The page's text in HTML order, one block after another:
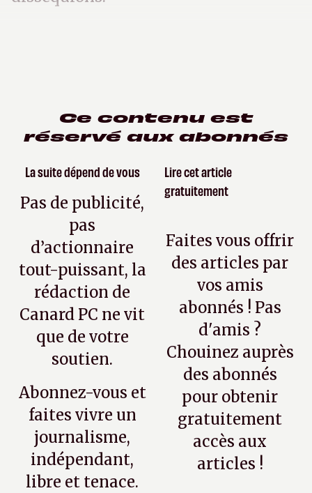
Ce contenu est
réservé aux abonnés
La suite dépend de vous
Pas de publicité,
pas
d’actionnaire
tout-puissant, la
rédaction de
Canard PC ne vit
que de votre
soutien.
Abonnez-vous et
faites vivre un
journalisme,
indépendant,
libre et tenace.
Lire cet article
gratuitement
Faites vous offrir
des articles par
vos amis
abonnés ! Pas
d'amis ?
Chouinez auprès
des abonnés
pour obtenir
gratuitement
accès aux
articles !